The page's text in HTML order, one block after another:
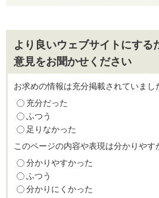
より良いウェブサイトにする
意見をお聞かせください
お求めの情報は充分掲載されていまし
充分だった
ふつう
足りなかった
このページの内容や表現は分かりやす
分かりやすかった
ふつう
分かりにくかった